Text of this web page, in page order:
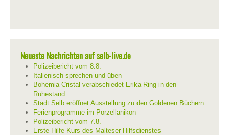
Neueste Nachrichten auf selb-live.de
Polizeibericht vom 8.8.
Italienisch sprechen und üben
Bohemia Cristal verabschiedet Erika Ring in den
Ruhestand
Stadt Selb eröffnet Ausstellung zu den Goldenen Büchern
Ferienprogramme im Porzellanikon
Polizeibericht vom 7.8.
Erste-Hilfe-Kurs des Malteser Hilfsdienstes